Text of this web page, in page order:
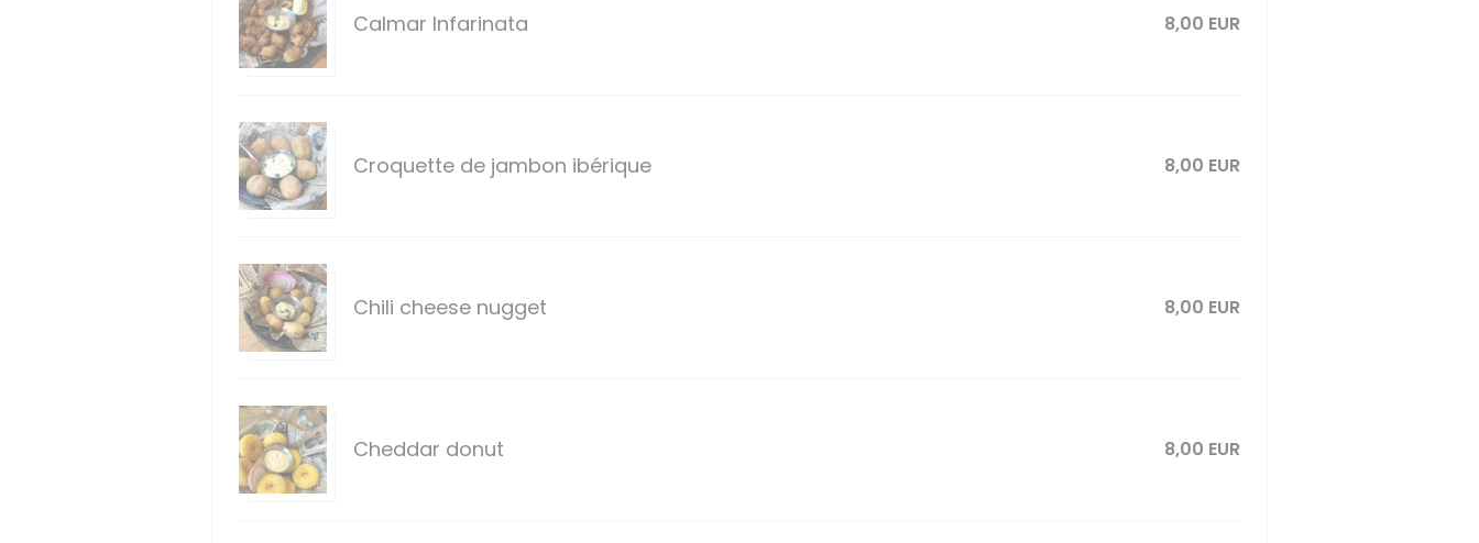
Calmar Infarinata 8,00 EUR
Croquette de jambon ibérique 8,00 EUR
Chili cheese nugget 8,00 EUR
Cheddar donut 8,00 EUR